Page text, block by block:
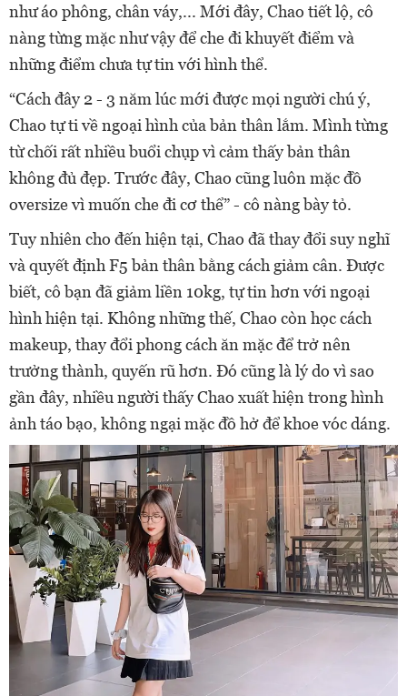
như áo phông, chân váy,... Mới đây, Chao tiết lộ, cô
nàng từng mặc như vậy để che đi khuyết điểm và
những điểm chưa tự tin với hình thể.
“Cách đây 2 - 3 năm lúc mới được mọi người chú ý,
Chao tự ti về ngoại hình của bản thân lắm. Mình từng
từ chối rất nhiều buổi chụp vì cảm thấy bản thân
không đủ đẹp. Trước đây, Chao cũng luôn mặc đồ
oversize vì muốn che đi cơ thể” - cô nàng bày tỏ.
Tuy nhiên cho đến hiện tại, Chao đã thay đổi suy nghĩ
và quyết định F5 bản thân bằng cách giảm cân. Được
biết, cô bạn đã giảm liền 10kg, tự tin hơn với ngoại
hình hiện tại. Không những thế, Chao còn học cách
makeup, thay đổi phong cách ăn mặc để trở nên
trưởng thành, quyến rũ hơn. Đó cũng là lý do vì sao
gần đây, nhiều người thấy Chao xuất hiện trong hình
ảnh táo bạo, không ngại mặc đồ hở để khoe vóc dáng.